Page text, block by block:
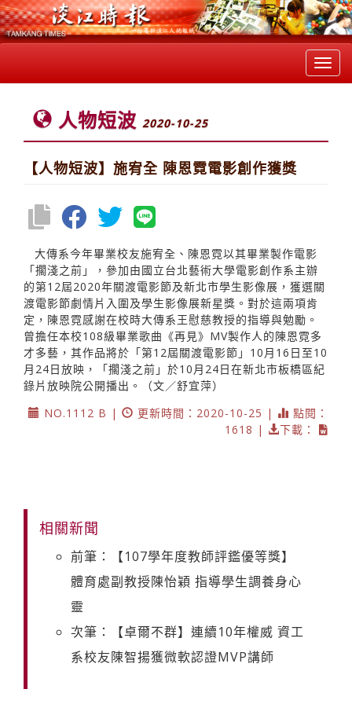
人物短波 2020-10-25
【人物短波】施宥全 陳恩霓電影創作獲獎
大傳系今年畢業校友施宥全、陳恩霓以其畢業製作電影
「擱淺之前」，參加由國立台北藝術大學電影創作系主辦
的第12屆2020年關渡電影節及新北市學生影像展，獲選關
渡電影節劇情片入圍及學生影像展新星獎。對於這兩項肯
定，陳恩霓感謝在校時大傳系王慰慈教授的指導與勉勵。
曾擔任本校108級畢業歌曲《再見》MV製作人的陳恩霓多
才多藝，其作品將於「第12屆關渡電影節」10月16日至10
月24日放映，「擱淺之前」於10月24日在新北市板橋區紀
錄片放映院公開播出。（文／舒宜萍）
NO.1112 B |
更新時間：2020-10-25 |
點閱：
1618 |
下載：
相關新聞
前筆：【107學年度教師評鑑優等獎】
體育處副教授陳怡穎 指導學生調養身心
靈
次筆：【卓爾不群】連續10年權威 資工
系校友陳智揚獲微軟認證MVP講師